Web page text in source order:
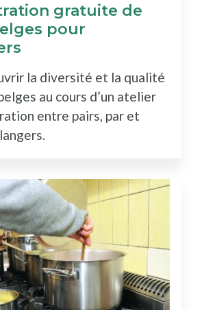
gratuite de
pour
la diversité et la qualité
au cours d’un atelier
entre pairs, par et